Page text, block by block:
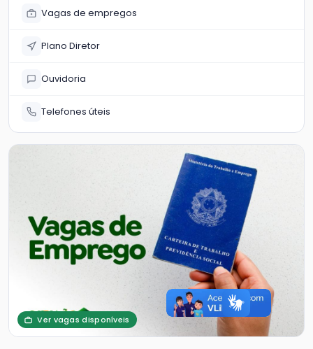
Vagas de empregos
Plano Diretor
Ouvidoria
Telefones úteis
Ver vagas disponíveis